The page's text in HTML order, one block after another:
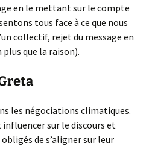
en le mettant sur le compte
tous face à ce que nous
collectif, rejet du message en
que la raison).
les négociations climatiques.
influencer sur le discours et
de s’aligner sur leur